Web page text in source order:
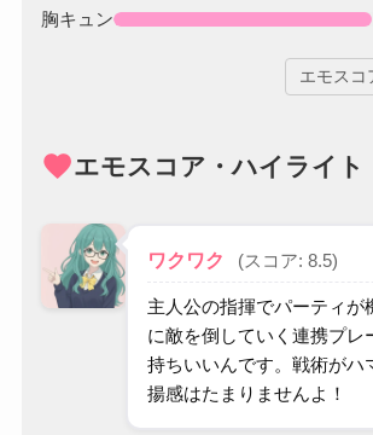
胸キュン
エモスコ
favoriteエモスコア・ハイライト
ワクワク (スコア: 8.5)
主人公の指揮でパーティが
に敵を倒していく連携プレ
持ちいいんです。戦術がハ
揚感はたまりませんよ！